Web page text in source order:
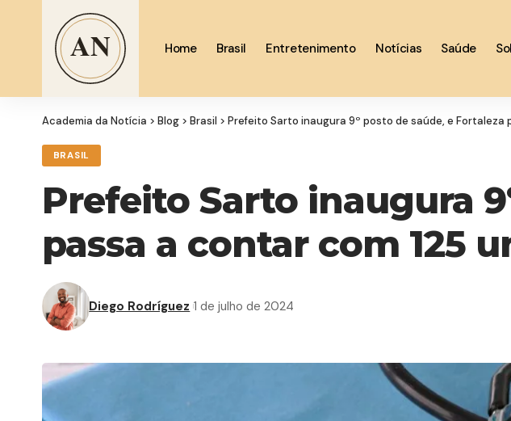
Home Brasil Entretenimento Notícias Saúde
Academia da Notícia > Blog > Brasil > Prefeito Sarto inaugura 9º posto de saúde, e Fortaleza
BRASIL
Prefeito Sarto inaugura
passa a contar com 125
Diego Rodríguez 1 de julho de 2024